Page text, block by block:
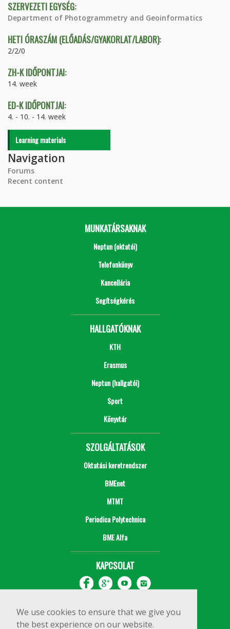
We use cookies to ensure that we give you
the best experience on our website.
SZERVEZETI EGYSÉG:
Department of Photogrammetry and Geoinformatics
HETI ÓRASZÁM (ELŐADÁS/GYAKORLAT/LABOR):
2/2/0
ZH-K IDŐPONTJAI:
14. week
ED-K IDŐPONTJAI:
4. - 10. - 14. week
Learning materials
Navigation
Forums
Recent content
MUNKATÁRSAKNAK
Neptun (oktatói)
Telefonkönyv
Kancellária
Segítségkérés
HALLGATÓKNAK
KTH
Erasmus
Neptun (hallgatói)
Sport
Könyvtár
SZOLGÁLTATÁSOK
Oktatási keretrendszer
BMEnet
MTMT
Periodica Polytechnica
BME Alfa
KAPCSOLAT